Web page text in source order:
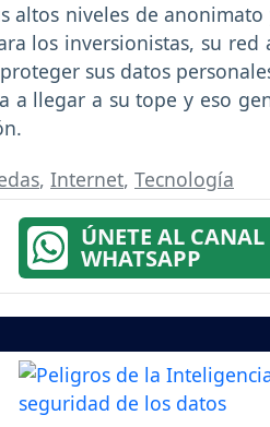
altos niveles de
los inversionistas, su
sus datos
llegar a su tope y eso
, Internet, Tecnología
ÚNETE AL CANAL
WHATSAPP